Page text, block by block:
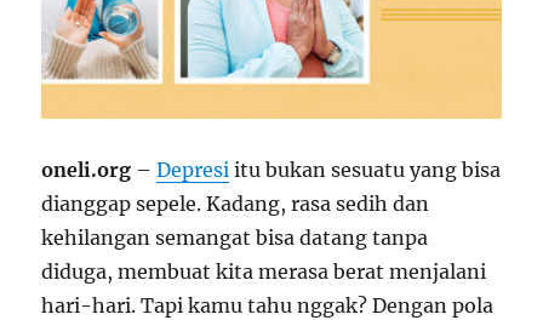
oneli.org –Depresi itu bukan sesuatu yang bisa
dianggap sepele. Kadang, rasa sedih dan
kehilangan semangat bisa datang tanpa
diduga, membuat kita merasa berat menjalani
hari-hari. Tapi kamu tahu nggak? Dengan pola